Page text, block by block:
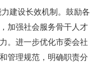
建设长效机制。鼓励各
加强社会服务骨干人才
。进一步优化市委会社
管理规范，明确职责分